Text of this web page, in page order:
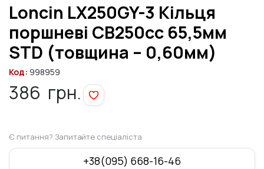
Loncin LX250GY-3 Кільця
поршневі СВ250cc 65,5мм
STD (товщина – 0,60мм)
Код: 998959
386 грн.
Є питання? Запитайте спеціаліста
+38(095) 668-16-46